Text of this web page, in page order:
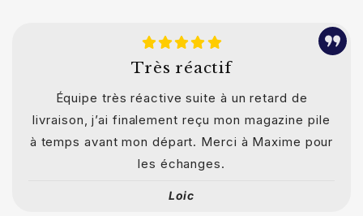
Très réactif
Équipe très réactive suite à un retard de
livraison, j’ai finalement reçu mon magazine pile
à temps avant mon départ. Merci à Maxime pour
les échanges.
Loic